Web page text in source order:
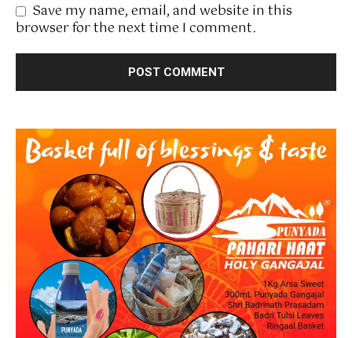
Save my name, email, and website in this
browser for the next time I comment.